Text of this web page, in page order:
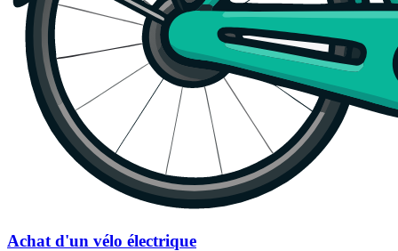
Achat d'un vélo électrique